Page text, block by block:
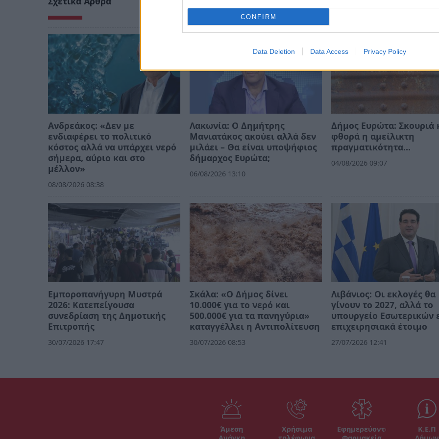
CONFIRM
Data Deletion Data Access Privacy Policy
Ανδρεάκος: «Δεν με
ενδιαφέρει το πολιτικό
κόστος αλλά να υπάρχει νερό
σήμερα, αύριο και στο
μέλλον»
08/08/2026 08:38
Λακωνία: Ο Δημήτρης
Μανιατάκος ακούει αλλά δεν
μιλάει – Θα είναι υποψήφιος
δήμαρχος Ευρώτα;
06/08/2026 13:10
Δήμος Ευρώτα: Σκουριά
φθορά η αμείλικτη
πραγματικότητα…
04/08/2026 09:07
Εμποροπανήγυρη Μυστρά
2026: Κατεπείγουσα
συνεδρίαση της Δημοτικής
Επιτροπής
30/07/2026 17:47
Σκάλα: «Ο Δήμος δίνει
10.000€ για το νερό και
500.000€ για τα πανηγύρια»
καταγγέλλει η Αντιπολίτευση
30/07/2026 08:53
Λιβάνιος: Οι εκλογές θα
γίνουν το 2027, αλλά το
υπουργείο Εσωτερικών
επιχειρησιακά έτοιμο
27/07/2026 12:41
Άμεση
Χρήσιμα
Εφημερεύοντα
Κ.Ε.Π